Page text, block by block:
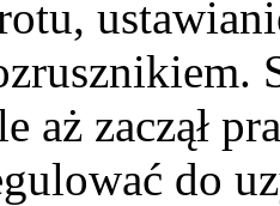
aż zaczął
do